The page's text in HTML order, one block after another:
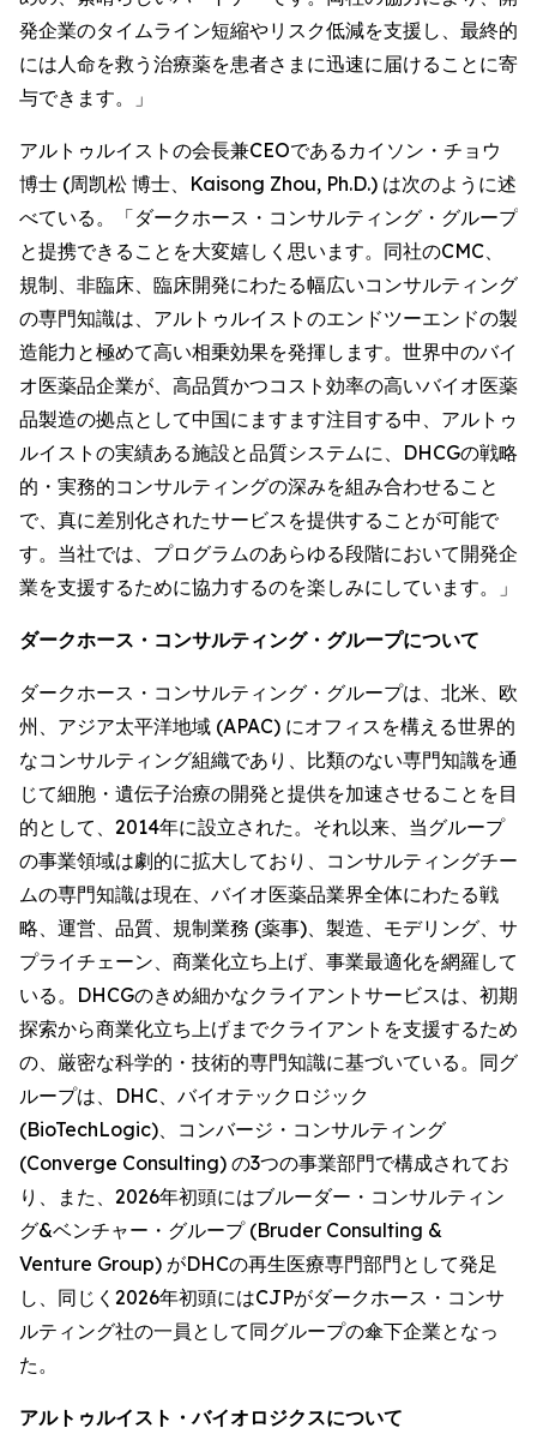
発企業のタイムライン短縮やリスク低減を支援し、最終的
には人命を救う治療薬を患者さまに迅速に届けることに寄
与できます。」
アルトゥルイストの会長兼CEOであるカイソン・チョウ
博士 (周凯松 博士、Kaisong Zhou, Ph.D.) は次のように述
べている。「ダークホース・コンサルティング・グループ
と提携できることを大変嬉しく思います。同社のCMC、
規制、非臨床、臨床開発にわたる幅広いコンサルティング
の専門知識は、アルトゥルイストのエンドツーエンドの製
造能力と極めて高い相乗効果を発揮します。世界中のバイ
オ医薬品企業が、高品質かつコスト効率の高いバイオ医薬
品製造の拠点として中国にますます注目する中、アルトゥ
ルイストの実績ある施設と品質システムに、DHCGの戦略
的・実務的コンサルティングの深みを組み合わせること
で、真に差別化されたサービスを提供することが可能で
す。当社では、プログラムのあらゆる段階において開発企
業を支援するために協力するのを楽しみにしています。」
ダークホース・コンサルティング・グループについて
ダークホース・コンサルティング・グループは、北米、欧
州、アジア太平洋地域 (APAC) にオフィスを構える世界的
なコンサルティング組織であり、比類のない専門知識を通
じて細胞・遺伝子治療の開発と提供を加速させることを目
的として、2014年に設立された。それ以来、当グループ
の事業領域は劇的に拡大しており、コンサルティングチー
ムの専門知識は現在、バイオ医薬品業界全体にわたる戦
略、運営、品質、規制業務 (薬事)、製造、モデリング、サ
プライチェーン、商業化立ち上げ、事業最適化を網羅して
いる。DHCGのきめ細かなクライアントサービスは、初期
探索から商業化立ち上げまでクライアントを支援するため
の、厳密な科学的・技術的専門知識に基づいている。同グ
ループは、DHC、バイオテックロジック
(BioTechLogic)、コンバージ・コンサルティング
(Converge Consulting) の3つの事業部門で構成されてお
り、また、2026年初頭にはブルーダー・コンサルティン
グ&ベンチャー・グループ (Bruder Consulting &
Venture Group) がDHCの再生医療専門部門として発足
し、同じく2026年初頭にはCJPがダークホース・コンサ
ルティング社の一員として同グループの傘下企業となっ
た。
アルトゥルイスト・バイオロジクスについて